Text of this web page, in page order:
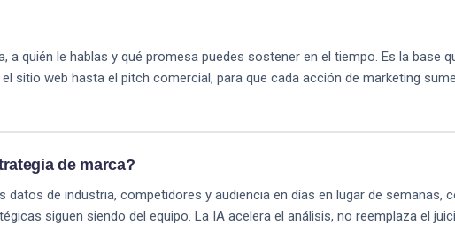
a quién le hablas y qué promesa puedes sostener en el tiempo. Es la base
sitio web hasta el pitch comercial, para que cada acción de marketing sume
de marca?
de industria, competidores y audiencia en días en lugar de semanas,
siguen siendo del equipo. La IA acelera el análisis, no reemplaza el